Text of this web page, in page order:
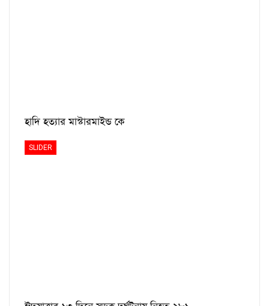
হাদি হত্যার মাস্টারমাইন্ড কে
SLIDER